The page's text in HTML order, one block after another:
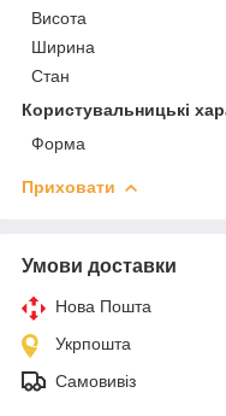
Висота
Ширина
Стан
Користувальницькі
Форма
Приховати
Умови доставки
Нова Пошта
Укрпошта
Самовивіз